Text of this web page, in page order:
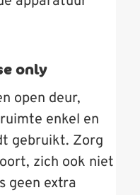
only
open deur,
enkel en
gebruikt. Zorg
zich ook niet
geen extra